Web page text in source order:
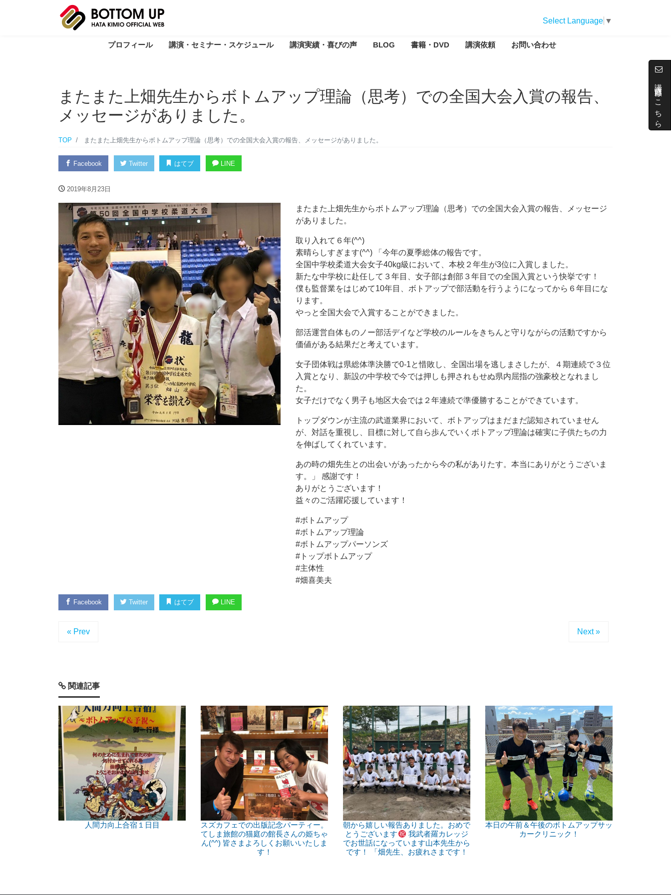
講演依頼はこちら
Select Language ▼
プロフィール 講演・セミナー・スケジュール 講演実績・喜びの声 BLOG 書籍・DVD 講演依頼 お問い合わせ
またまた上畑先生からボトムアップ理論（思考）での全国大会入賞の報告、
メッセージがありました。
TOP またまた上畑先生からボトムアップ理論（思考）での全国大会入賞の報告、メッセージがありました。
Facebook Twitter はてブ LINE
2019年8月23日
またまた上畑先生からボトムアップ理論（思考）での全国大会入賞の報告、メッセージ
がありました。
取り入れて６年(^^)
素晴らしすぎます(^^) 「今年の夏季総体の報告です。
全国中学校柔道大会女子40kg級において、本校２年生が3位に入賞しました。
新たな中学校に赴任して３年目、女子部は創部３年目での全国入賞という快挙です！
僕も監督業をはじめて10年目、ボトアップで部活動を行うようになってから６年目にな
ります。
やっと全国大会で入賞することができました。
部活運営自体ものノー部活デイなど学校のルールをきちんと守りながらの活動ですから
価値がある結果だと考えています。
女子団体戦は県総体準決勝で0-1と惜敗し、全国出場を逃しまさしたが、４期連続で３位
入賞となり、新設の中学校で今では押しも押されもせぬ県内屈指の強豪校となれまし
た。
女子だけでなく男子も地区大会では２年連続で準優勝することができています。
トップダウンが主流の武道業界において、ボトアップはまだまだ認知されていません
が、対話を重視し、目標に対して自ら歩んでいくボトアップ理論は確実に子供たちの力
を伸ばしてくれています。
あの時の畑先生との出会いがあったから今の私がありたす。本当にありがとうございま
す。」 感謝です！
ありがとうございます！
益々のご活躍応援しています！
#ボトムアップ
#ボトムアップ理論
#ボトムアップパーソンズ
#トップボトムアップ
#主体性
#畑喜美夫
Facebook Twitter はてブ LINE
« Prev Next »
関連記事
人間力向上合宿１日目
スズカフェでの出版記念パーティー。
てしま旅館の猫庭の館長さんの姫ちゃ
ん(^^) 皆さまよろしくお願いいたしま
す！
朝から嬉しい報告ありました。おめで
とうございます
我武者羅カレッジ
でお世話になっています山本先生から
です！ 「畑先生、お疲れさまです！
本日の午前＆午後のボトムアップサッ
カークリニック！